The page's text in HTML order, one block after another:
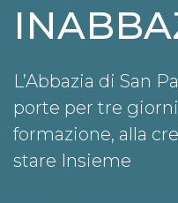
L’Abbazia di San
porte per tre
formazione, alla
stare Insieme